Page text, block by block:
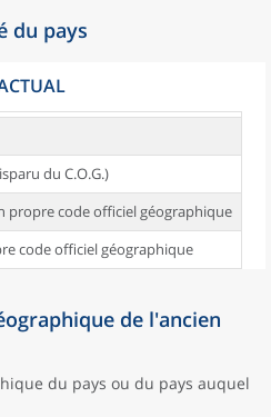
du pays
du C.O.G.)
propre code officiel géographique
code officiel géographique
de l'ancien
du pays ou du pays auquel